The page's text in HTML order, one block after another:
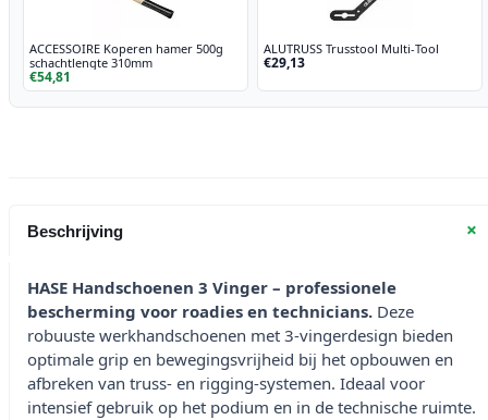
ACCESSOIRE Koperen hamer 500g
schachtlengte 310mm
€54,81
ALUTRUSS Trusstool Multi-Tool
€29,13
Beschrijving +
HASE Handschoenen 3 Vinger – professionele
bescherming voor roadies en technicians. Deze
robuuste werkhandschoenen met 3-vingerdesign bieden
optimale grip en bewegingsvrijheid bij het opbouwen en
afbreken van truss- en rigging-systemen. Ideaal voor
intensief gebruik op het podium en in de technische ruimte.